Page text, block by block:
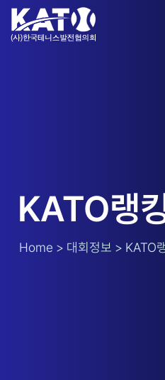
KATO랭
Home > 대회정보 > KATO